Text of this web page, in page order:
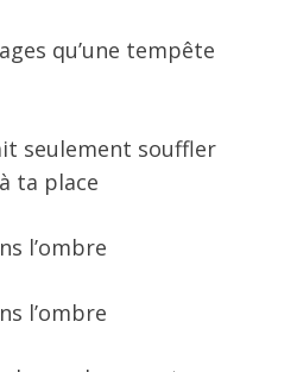
qu’une tempête
seulement souffler
ta place
l’ombre
l’ombre